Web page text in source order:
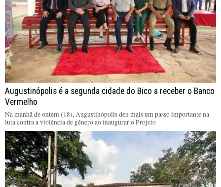
Augustinópolis é a segunda cidade do Bico a receber o Banco
Vermelho
Na manhã de ontem (18), Augustinópolis deu mais um passo importante na
luta contra a violência de gênero ao inaugurar o Projeto